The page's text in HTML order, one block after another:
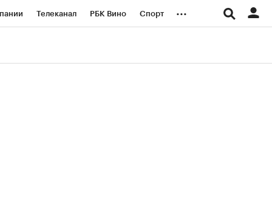
Телеканал РБК Вино Спорт ...